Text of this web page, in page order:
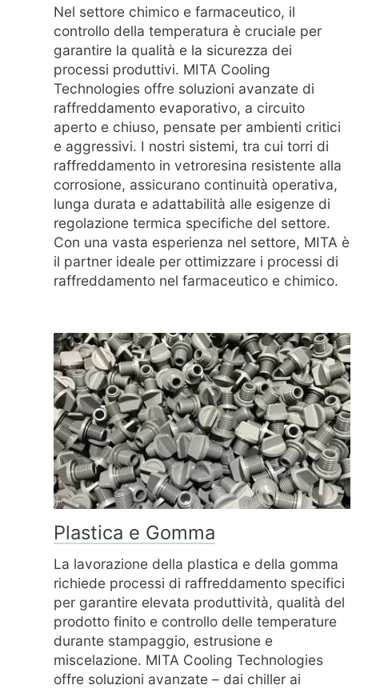
Nel settore chimico e farmaceutico, il
controllo della temperatura è cruciale per
garantire la qualità e la sicurezza dei
processi produttivi. MITA Cooling
Technologies offre soluzioni avanzate di
raffreddamento evaporativo, a circuito
aperto e chiuso, pensate per ambienti critici
e aggressivi. I nostri sistemi, tra cui torri di
raffreddamento in vetroresina resistente alla
corrosione, assicurano continuità operativa,
lunga durata e adattabilità alle esigenze di
regolazione termica specifiche del settore.
Con una vasta esperienza nel settore, MITA è
il partner ideale per ottimizzare i processi di
raffreddamento nel farmaceutico e chimico.
Plastica e Gomma
La lavorazione della plastica e della gomma
richiede processi di raffreddamento specifici
per garantire elevata produttività, qualità del
prodotto finito e controllo delle temperature
durante stampaggio, estrusione e
miscelazione. MITA Cooling Technologies
offre soluzioni avanzate – dai chiller ai